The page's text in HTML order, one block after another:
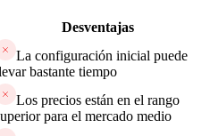
Desventajas
La configuración inicial puede
bastante tiempo
Los precios están en el rango
para el mercado medio